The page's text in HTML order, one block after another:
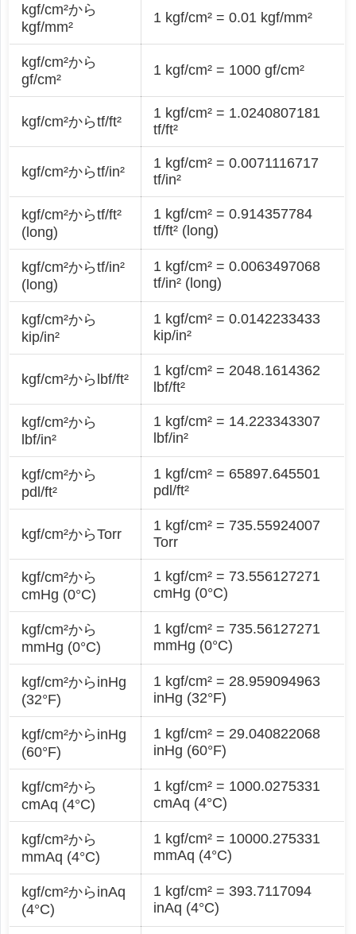
kgf/cm²から
kgf/mm²
1 kgf/cm² = 0.01 kgf/mm²
kgf/cm²から
gf/cm²
1 kgf/cm² = 1000 gf/cm²
kgf/cm²からtf/ft²
1 kgf/cm² = 1.0240807181
tf/ft²
kgf/cm²からtf/in²
1 kgf/cm² = 0.0071116717
tf/in²
kgf/cm²からtf/ft²
(long)
1 kgf/cm² = 0.914357784
tf/ft² (long)
kgf/cm²からtf/in²
(long)
1 kgf/cm² = 0.0063497068
tf/in² (long)
kgf/cm²から
kip/in²
1 kgf/cm² = 0.0142233433
kip/in²
kgf/cm²からlbf/ft²
1 kgf/cm² = 2048.1614362
lbf/ft²
kgf/cm²から
lbf/in²
1 kgf/cm² = 14.223343307
lbf/in²
kgf/cm²から
pdl/ft²
1 kgf/cm² = 65897.645501
pdl/ft²
kgf/cm²からTorr
1 kgf/cm² = 735.55924007
Torr
kgf/cm²から
cmHg (0°C)
1 kgf/cm² = 73.556127271
cmHg (0°C)
kgf/cm²から
mmHg (0°C)
1 kgf/cm² = 735.56127271
mmHg (0°C)
kgf/cm²からinHg
(32°F)
1 kgf/cm² = 28.959094963
inHg (32°F)
kgf/cm²からinHg
(60°F)
1 kgf/cm² = 29.040822068
inHg (60°F)
kgf/cm²から
cmAq (4°C)
1 kgf/cm² = 1000.0275331
cmAq (4°C)
kgf/cm²から
mmAq (4°C)
1 kgf/cm² = 10000.275331
mmAq (4°C)
kgf/cm²からinAq
(4°C)
1 kgf/cm² = 393.7117094
inAq (4°C)